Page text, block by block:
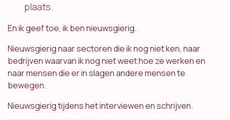
plaats.
En ik geef toe, ik ben nieuwsgierig.
Nieuwsgierig naar sectoren die ik nog niet ken, naar
bedrijven waarvan ik nog niet weet hoe ze werken en
naar mensen die er in slagen andere mensen te
bewegen.
Nieuwsgierig tijdens het interviewen en schrijven.